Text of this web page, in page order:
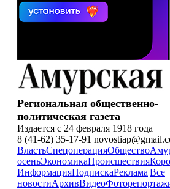
Региональная общественно-
политическая газета
Издается с 24 февраля 1918 года
8 (41-62) 35-17-91
ВластьСпецоперацияОбщество
осеньЭкономикаПроисшествия
ИнформацияПодпискаРеклама|Все
новостиАрхивВидео